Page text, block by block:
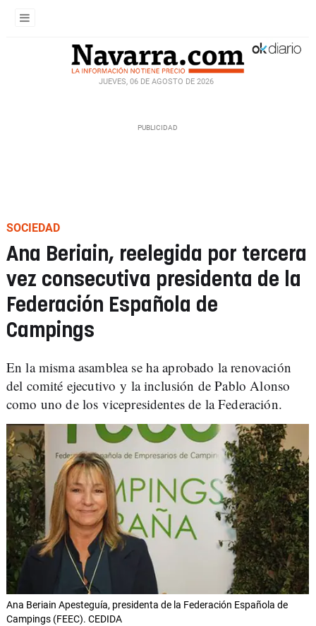
JUEVES, 06 DE AGOSTO DE 2026
SOCIEDAD
Ana Beriain, reelegida por tercera
vez consecutiva presidenta de la
Federación Española de
Campings
En la misma asamblea se ha aprobado la renovación
del comité ejecutivo y la inclusión de Pablo Alonso
como uno de los vicepresidentes de la Federación.
Ana Beriain Apesteguía, presidenta de la Federación Española de
Campings (FEEC). CEDIDA